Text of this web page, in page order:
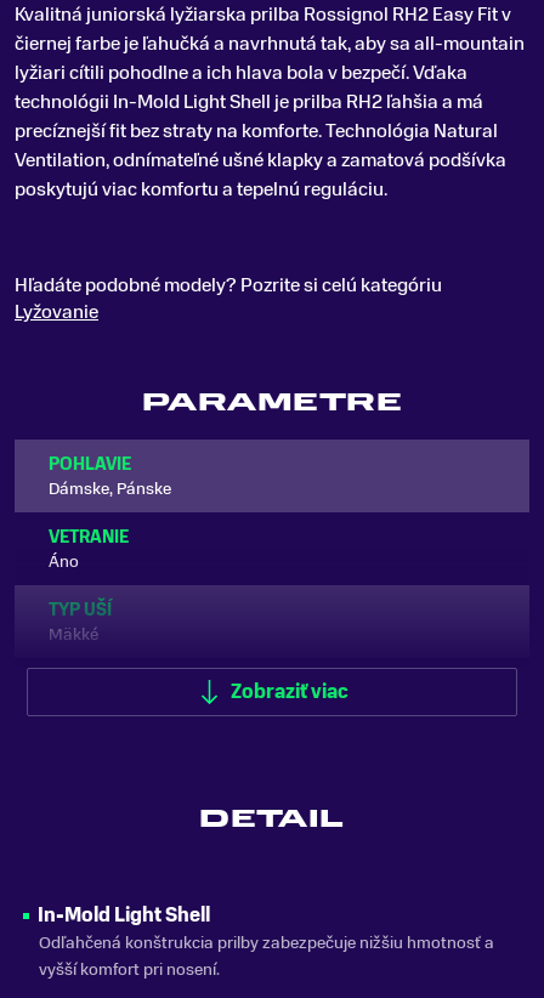
Kvalitná juniorská lyžiarska prilba Rossignol RH2 Easy Fit v
čiernej farbe je ľahučká a navrhnutá tak, aby sa all-mountain
lyžiari cítili pohodlne a ich hlava bola v bezpečí.Vďaka
technológii In-Mold Light Shell je prilba RH2 ľahšia a má
precíznejší fit bez straty na komforte. Technológia Natural
Ventilation, odnímateľné ušné klapky a zamatová podšívka
poskytujú viac komfortu a tepelnú reguláciu.
Hľadáte podobné modely? Pozrite si celú kategóriu
Lyžovanie
PARAMETRE
POHLAVIE
Dámske, Pánske
VETRANIE
Áno
TYP UŠÍ
Mäkké
Zobraziť viac
DETAIL
In-Mold Light Shell
Odľahčená konštrukcia prilby zabezpečuje nižšiu hmotnosť a
vyšší komfort pri nosení.